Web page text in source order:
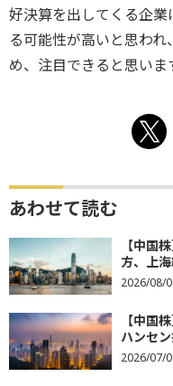
好決算を出してくる企
る可能性が高いと思わ
め、注目できると思いま
あわせて読む
【中国
方、上
2026/08/
【中国
ハンセ
2026/07/